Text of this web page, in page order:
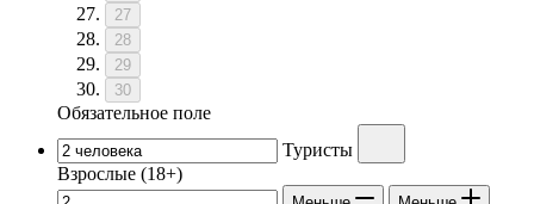
27
28
29
30
Обязательное поле
Туристы
Взрослые (18+)